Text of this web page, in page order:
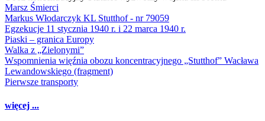
Marsz Śmierci
Markus Włodarczyk KL Stutthof - nr 79059
Egzekucje 11 stycznia 1940 r. i 22 marca 1940 r.
Piaski – granica Europy
Walka z „Zielonymi”
Wspomnienia więźnia obozu koncentracyjnego „Stutthof” Wacława
Lewandowskiego (fragment)
Pierwsze transporty
więcej ...